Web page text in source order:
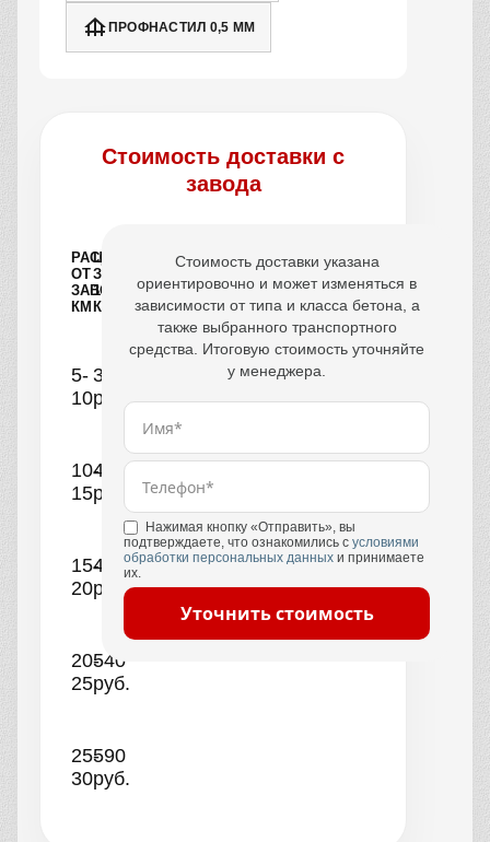
ПРОФНАСТИЛ 0,5 ММ
Стоимость доставки с
завода
РАССТОЯНИЕ
ОТ
ЗАВОДА,
КМ
ЦЕНА
ЗА
1
КУБ
5-
10
390
руб.
10-
15
440
руб.
15-
20
490
руб.
20-
25
540
руб.
25-
30
590
руб.
Стоимость доставки указана
ориентировочно и может изменяться в
зависимости от типа и класса бетона, а
также выбранного транспортного
средства. Итоговую стоимость уточняйте
у менеджера.
Нажимая кнопку «Отправить», вы
подтверждаете, что ознакомились с условиями
обработки персональных данных и принимаете
их.
Уточнить стоимость